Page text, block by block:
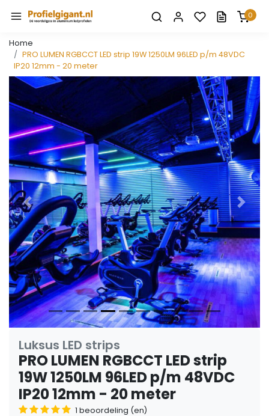
0
Home
PRO LUMEN RGBCCT LED strip 19W 1250LM 96LED p/m 48VDC
IP20 12mm - 20 meter
Vorige
Luksus LED strips
PRO LUMEN RGBCCT LED strip
19W 1250LM 96LED p/m 48VDC
IP20 12mm - 20 meter
1 beoordeling (en)